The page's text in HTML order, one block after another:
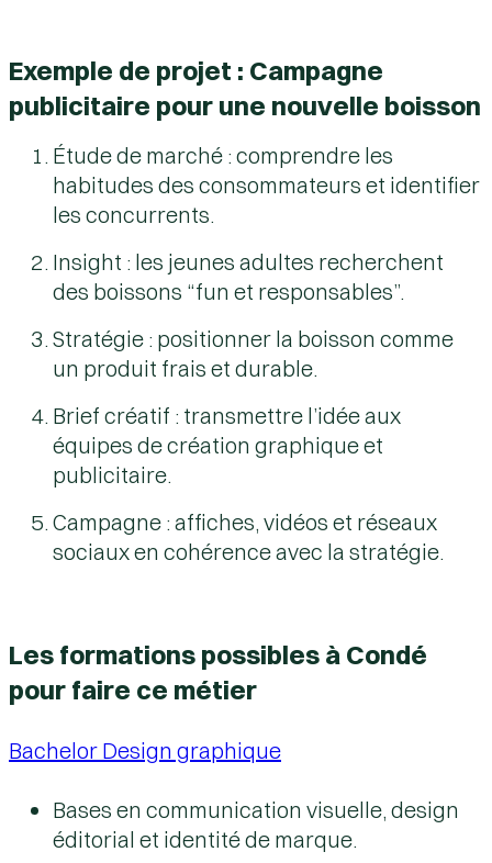
Exemple de projet : Campagne
publicitaire pour une nouvelle boisson
Étude de marché : comprendre les
habitudes des consommateurs et identifier
les concurrents.
Insight : les jeunes adultes recherchent
des boissons “fun et responsables”.
Stratégie : positionner la boisson comme
un produit frais et durable.
Brief créatif : transmettre l’idée aux
équipes de création graphique et
publicitaire.
Campagne : affiches, vidéos et réseaux
sociaux en cohérence avec la stratégie.
Les formations possibles à Condé
pour faire ce métier
Bachelor Design graphique
Bases en communication visuelle, design
éditorial et identité de marque.